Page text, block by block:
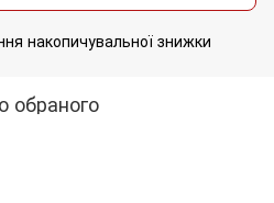
накопичувальної знижки
обраного